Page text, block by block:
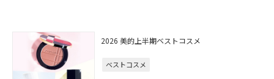
2026 美的上半期ベストコスメ
ベストコスメ